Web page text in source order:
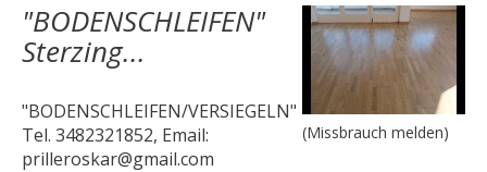
"BODENSCHLEIFEN"
Sterzing...
"BODENSCHLEIFEN/VERSIEGELN"
Tel. 3482321852, Email:
prilleroskar@gmail.com
(Missbrauch melden)